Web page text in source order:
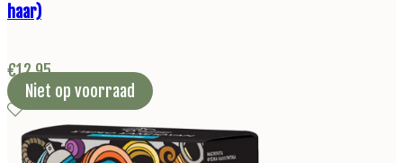
haar)
€12,95
Niet op voorraad